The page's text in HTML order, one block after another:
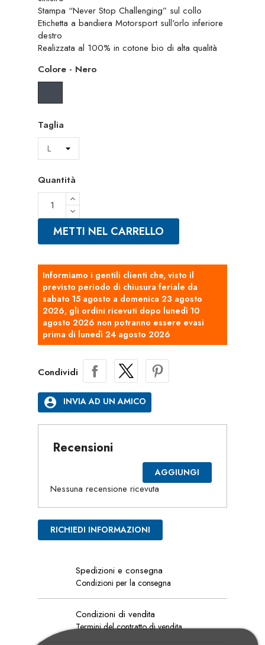
Stampa “Never Stop Challenging” sul collo
Etichetta a bandiera Motorsport sull'orlo inferiore
destro
Realizzata al 100% in cotone bio di alta qualità
Colore - Nero
Taglia
Quantità
METTI NEL CARRELLO
Informiamo i gentili clienti che, visto il
previsto periodo di chiusura feriale da
sabato 15 agosto a domenica 23 agosto
2026, gli ordini ricevuti dopo lunedì 10
agosto 2026 non potranno essere evasi
prima di lunedì 24 agosto 2026
Condividi
account_circle INVIA AD UN AMICO
Recensioni
AGGIUNGI
Nessuna recensione ricevuta
RICHIEDI INFORMAZIONI
Spedizioni e consegna
Condizioni per la consegna
Condizioni di vendita
Termini del contratto di vendita